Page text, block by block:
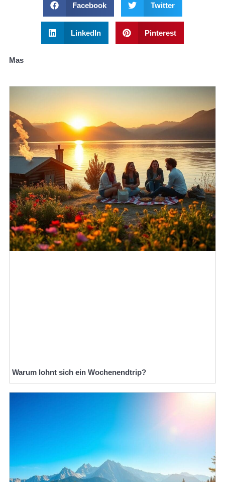
Facebook Twitter
LinkedIn Pinterest
Mas
Warum lohnt sich ein Wochenendtrip?